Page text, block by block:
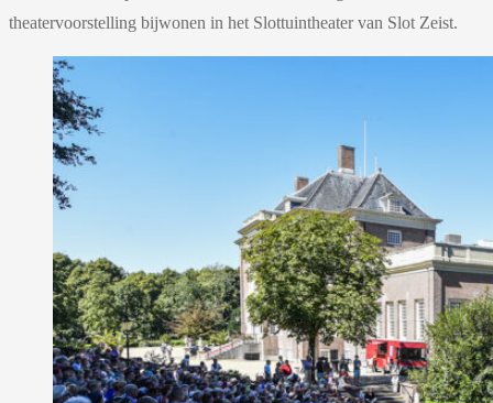
theatervoorstelling bijwonen in het Slottuintheater van Slot Zeist.